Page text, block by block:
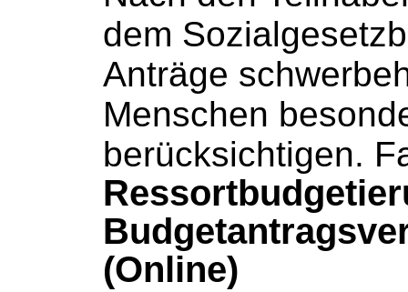
dem
Anträge
Menschen
berücksichtigen.
(Online)